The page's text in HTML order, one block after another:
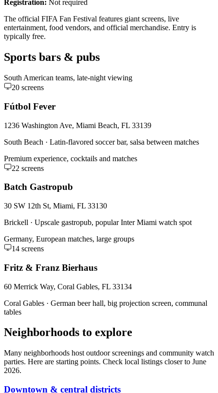
Registration: Not required
The official FIFA Fan Festival features giant screens, live
entertainment, food vendors, and official merchandise. Entry is
typically free.
Sports bars & pubs
South American teams, late-night viewing
20 screens
Fútbol Fever
1236 Washington Ave, Miami Beach, FL 33139
South Beach · Latin-flavored soccer bar, salsa between matches
Premium experience, cocktails and matches
22 screens
Batch Gastropub
30 SW 12th St, Miami, FL 33130
Brickell · Upscale gastropub, popular Inter Miami watch spot
Germany, European matches, large groups
14 screens
Fritz & Franz Bierhaus
60 Merrick Way, Coral Gables, FL 33134
Coral Gables · German beer hall, big projection screen, communal
tables
Neighborhoods to explore
Many neighborhoods host outdoor screenings and community watch
parties. Here are starting points. Check local listings closer to June
2026.
Downtown & central districts